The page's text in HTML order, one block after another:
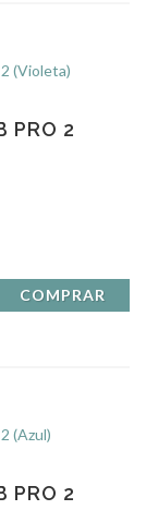
PRO 2
COMPRAR
PRO 2